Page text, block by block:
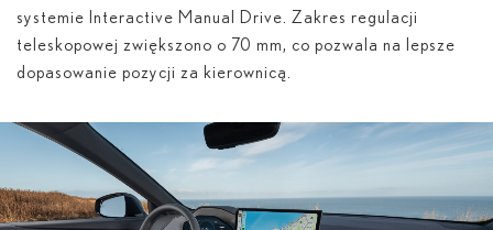
systemie Interactive Manual Drive. Zakres regulacji
teleskopowej zwiększono o 70 mm, co pozwala na lepsze
dopasowanie pozycji za kierownicą.